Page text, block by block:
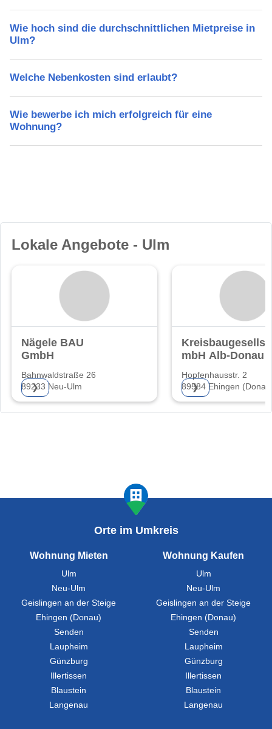
Wie hoch sind die durchschnittlichen Mietpreise in
Ulm?
Welche Nebenkosten sind erlaubt?
Wie bewerbe ich mich erfolgreich für eine
Wohnung?
Lokale Angebote - Ulm
Nägele BAU
GmbH
Bahnwaldstraße 26
89233 Neu-Ulm
❯
mbH Alb-Donau
Hopfenhausstr. 2
89584 Ehingen
❯
Orte im Umkreis
Wohnung Mieten
Ulm
Neu-Ulm
Geislingen an der Steige
Ehingen (Donau)
Senden
Laupheim
Günzburg
Illertissen
Blaustein
Langenau
Wohnung Kaufen
Ulm
Neu-Ulm
Geislingen an der Steige
Ehingen (Donau)
Senden
Laupheim
Günzburg
Illertissen
Blaustein
Langenau